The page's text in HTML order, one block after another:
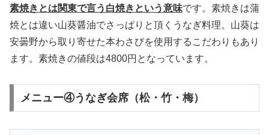
素焼きとは関東で言う白焼きという意味です。素焼きは蒲
焼とは違い山葵醤油でさっぱりと頂くうなぎ料理。山葵は
安曇野から取り寄せた本わさびを使用するこだわりもあり
ます。素焼きの値段は4800円となっています。
メニュー④うなぎ会席（松・竹・梅）